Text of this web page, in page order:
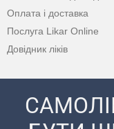
Оплата і доставка
Послуга Likar Online
Довідник ліків